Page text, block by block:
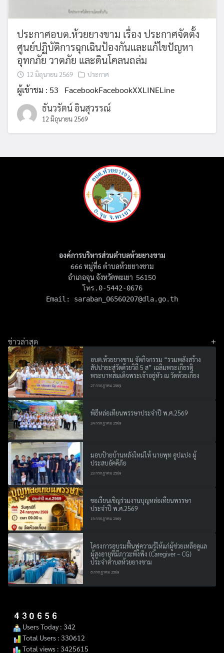
ประกาศอบต.ห้วยยางขาม เรื่อง ประกาศจัดตั้ง
ศูนย์ปฏิบัติการฉุกเฉินป้องกันและแก้ไขปัญหา
อุทกภัย วาตภัย และดินโคลนถล่ม
12 มิถุนายน 2569 ประกาศ
ผู้เข้าชม : 53 FacebookFacebookXXLINELine
ธันวรัตน์ อินสุวรรณ์
12 มิถุนายน 2569
องค์การบริหารส่วนตำบลห้วยยางขาม
666 หมู่ที่6 ตำบลห้วยยางขาม
อำเภอจุน จังหวัดพะเยา 56150
โทร.0-5442-0676
Email: saraban_06560207@dla.go.th
ข่าวล่าสุด
อบต.ห้วยยางขาม จัดกิจกรรม “รวมพลังสร้าง
สัปปายะสู่วัดด้วยวิถี 5 ส” เฉลิมพระเกียรติ
พระบาทสมเด็จพระเจ้าอยู่หัว ณ วัดห้วยเกี๋ยง
27 กรกฎาคม 2569
พิธีหล่อเทียนพรรษาประจำปี พ.ศ.2569
24 กรกฎาคม 2569
มอบป้ายบ้านหลังใหม่ให้ นายพุท อูปแปง ผู้
ประสบอัคคีภัย
23 กรกฎาคม 2569
ขอเรียนเชิญร่วมงานบุญหล่อเทียนพรรษา
ประจำปี พ.ศ.2569
15 กรกฎาคม 2569
โครงการอบรมฟื้นฟูความรู้ให้แก่ผู้ช่วยเหลือดูแล
ผู้สูงอายุที่มีภาวะพึ่งพิง (Caregiver – CG)
ประจำตำบลห้วยยางขาม
8 กรกฎาคม 2569
Users Today : 342
Total Users : 330612
Total views : 3425615